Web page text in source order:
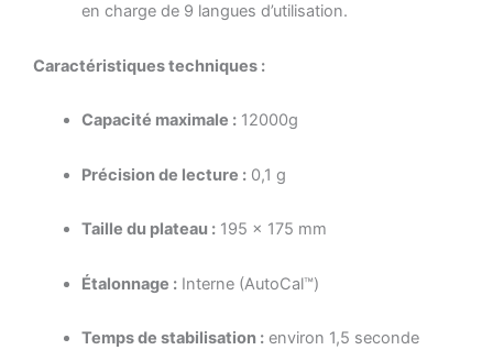
en charge de 9 langues d’utilisation.
Caractéristiques techniques :
Capacité maximale :12000g
Précision de lecture : 0,1 g
Taille du plateau : 195 × 175 mm
Étalonnage : Interne (AutoCal™)
Temps de stabilisation : environ 1,5 seconde